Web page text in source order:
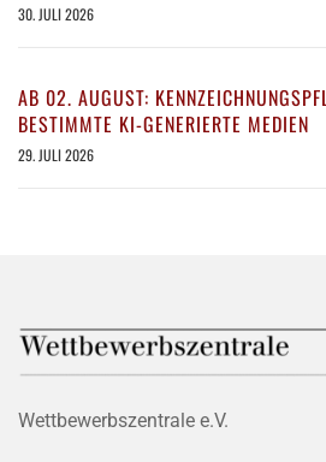
30. JULI 2026
AB 02. AUGUST:
BESTIMMTE KI-GENERIERTE MEDIEN
29. JULI 2026
Wettbewerbszentrale e.V.